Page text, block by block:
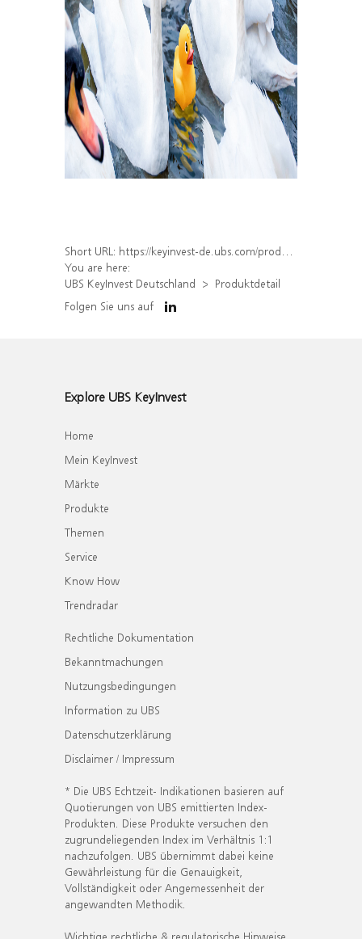
Short URL: https://keyinvest-de.ubs.com/produkt/detail/index/isin/DE000UL2ZND0
You are here:
UBS KeyInvest Deutschland
Produktdetail
Folgen Sie uns auf
Explore UBS KeyInvest
Home
Mein KeyInvest
Märkte
Produkte
Themen
Service
Know How
Trendradar
Rechtliche Dokumentation
Bekanntmachungen
Nutzungsbedingungen
Information zu UBS
Datenschutzerklärung
Disclaimer / Impressum
* Die UBS Echtzeit- Indikationen basieren auf
Quotierungen von UBS emittierten Index-
Produkten. Diese Produkte versuchen den
zugrundeliegenden Index im Verhältnis 1:1
nachzufolgen. UBS übernimmt dabei keine
Gewährleistung für die Genauigkeit,
Vollständigkeit oder Angemessenheit der
angewandten Methodik.